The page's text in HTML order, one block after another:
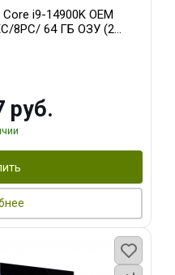
i9-14900K OEM
8PC/ 64 ГБ ОЗУ (2
WATERFORCE
руб.